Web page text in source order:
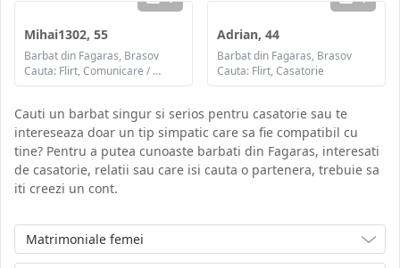
Mihai1302, 55
Barbat din Fagaras, Brasov
Cauta: Flirt, Comunicare / chat, Prietenie
Adrian, 44
Barbat din Fagaras, Brasov
Cauta: Flirt, Casatorie
Cauti un barbat singur si serios pentru casatorie sau te
intereseaza doar un tip simpatic care sa fie compatibil cu
tine? Pentru a putea cunoaste barbati din Fagaras, interesati
de casatorie, relatii sau care isi cauta o partenera, trebuie sa
iti creezi un cont.
Matrimoniale femei